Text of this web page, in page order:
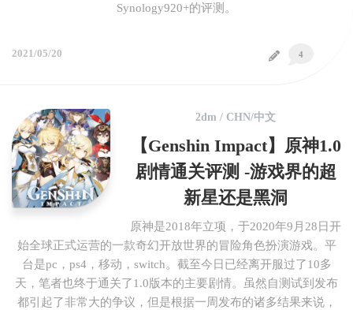
Synology920+的评测。
4
2021/05/20
2dm / CHN/中文
【Genshin Impact】原神1.0
剧情通关评测 -游戏界的超
新星还是黑洞
原神是2018年立项，于2020年9月28日开
始全球正式运营的一款奇幻开放世界的冒险角色扮演游戏。平
台是pc，ps4，移动，switch。截至今日已经离开服过了10多
天，笔者也终于通关了1.0版本的主要剧情。虽然自测试到发布
都引起了非常大的争议，但是根据一周发布的诸多结果来说，